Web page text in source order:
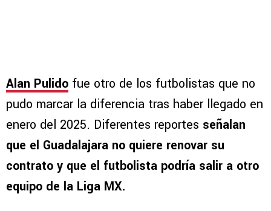
Alan Pulido fue otro de los futbolistas que no
pudo marcar la diferencia tras haber llegado en
enero del 2025. Diferentes reportes señalan
que el Guadalajara no quiere renovar su
contrato y que el futbolista podría salir a otro
equipo de la Liga MX.